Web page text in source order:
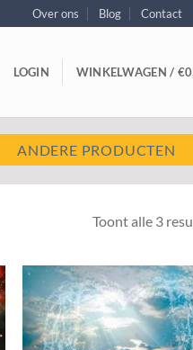
Over ons Blog Contact
LOGIN WINKELWAGEN / €
ANDERE PRODUCTEN
Toont alle 3